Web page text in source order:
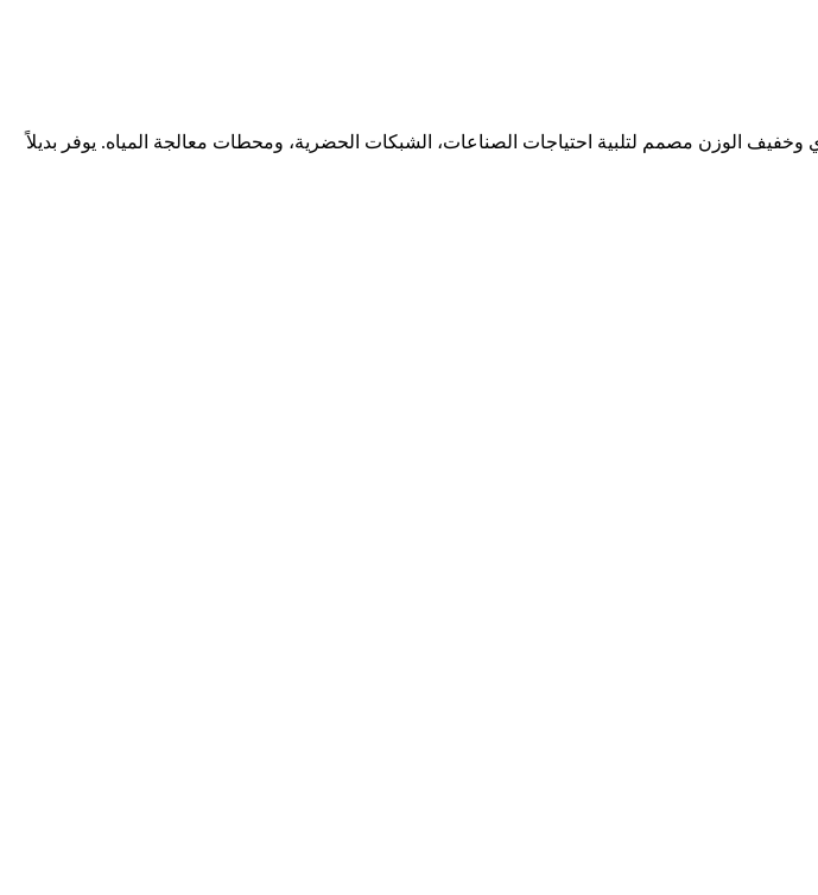
الوزن مصمم لتلبية احتياجات الصناعات، الشبكات الحضرية، ومحطات معالجة المياه. يوفر بديلاً